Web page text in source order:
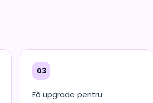
03
Fă upgrade pentru